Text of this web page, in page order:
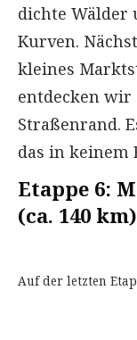
dichte Wälder
Kurven.
kleines
entdecken wir
Straßenrand.
das in keinem
Etappe 6:
(ca. 140 km)
Auf der letzten